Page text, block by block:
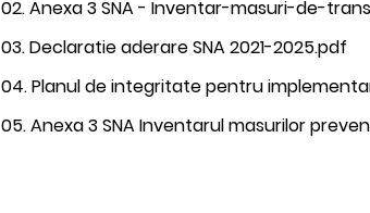
02. Anexa 3 SNA - Inventar-masuri-de-
03. Declaratie aderare SNA 2021-2025.pdf
04. Planul de integritate pentru
05. Anexa 3 SNA Inventarul masurilor